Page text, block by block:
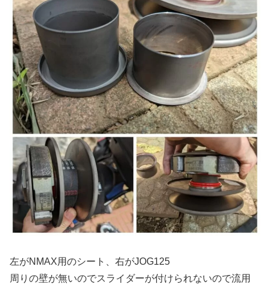
左がNMAX用のシート、右がJOG125
周りの壁が無いのでスライダーが付けられないので流用